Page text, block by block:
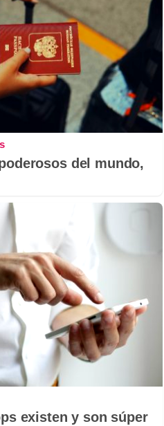
del mundo,
existen y son súper